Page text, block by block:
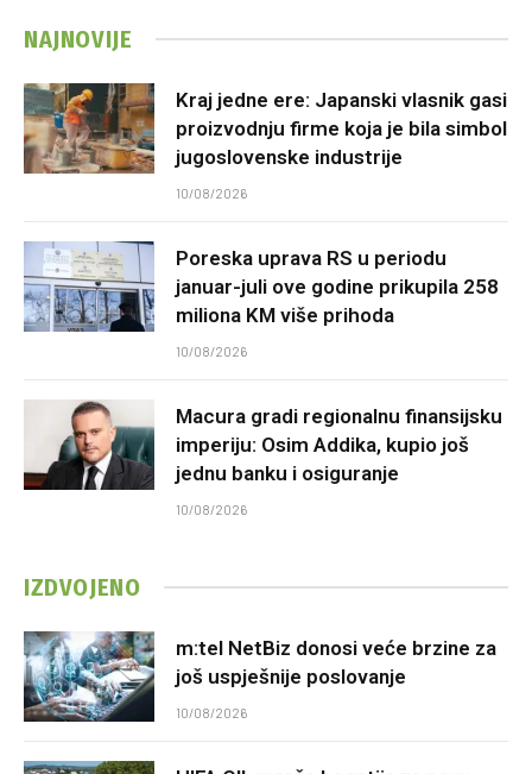
NAJNOVIJE
Kraj jedne ere: Japanski vlasnik gasi
proizvodnju firme koja je bila simbol
jugoslovenske industrije
10/08/2026
Poreska uprava RS u periodu
januar-juli ove godine prikupila 258
miliona KM više prihoda
10/08/2026
Macura gradi regionalnu finansijsku
imperiju: Osim Addika, kupio još
jednu banku i osiguranje
10/08/2026
IZDVOJENO
m:tel NetBiz donosi veće brzine za
još uspješnije poslovanje
10/08/2026